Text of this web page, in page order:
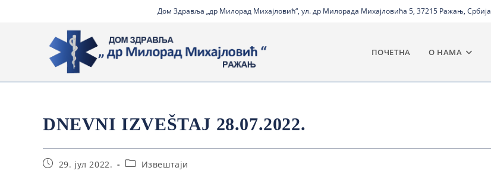
Дом Здравља „др Милорад Михајловић“, ул. др Милорада Михајловића 5, 37215 Ражањ, Србија
ПОЧЕТНА О НАМА
DNEVNI IZVEŠTAJ 28.07.2022.
29. јул 2022. Извештаји